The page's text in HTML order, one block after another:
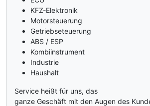
KFZ-Elektronik
Motorsteuerung
Getriebseteuerung
ABS / ESP
Kombiinstrument
Industrie
Haushalt
Service heißt für uns, das
ganze Geschäft mit den Augen des